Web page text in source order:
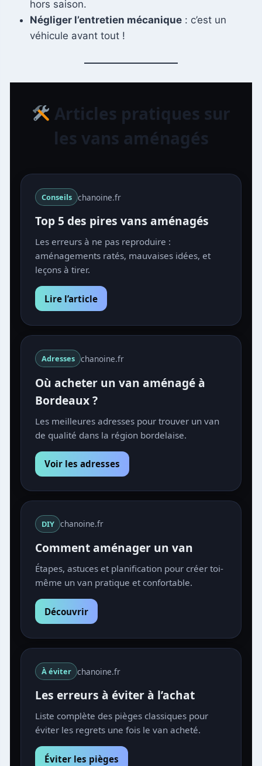
hors saison.
Négliger l’entretien mécanique : c’est un
véhicule avant tout !
Articles pratiques sur
les vans aménagés
Conseils chanoine.fr
Top 5 des pires vans aménagés
Les erreurs à ne pas reproduire :
aménagements ratés, mauvaises idées, et
leçons à tirer.
Lire l’article
Adresses chanoine.fr
Où acheter un van aménagé à
Bordeaux ?
Les meilleures adresses pour trouver un van
de qualité dans la région bordelaise.
Voir les adresses
DIY chanoine.fr
Comment aménager un van
Étapes, astuces et planification pour créer toi-
même un van pratique et confortable.
Découvrir
À éviter chanoine.fr
Les erreurs à éviter à l’achat
Liste complète des pièges classiques pour
éviter les regrets une fois le van acheté.
Éviter les pièges